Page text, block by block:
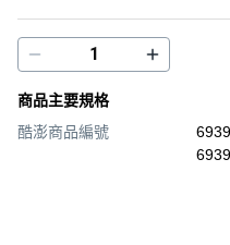
商品主要規格
酷澎商品編號